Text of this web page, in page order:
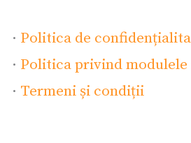
· Politica de
· Politica privind modulele
· Termeni și condiții